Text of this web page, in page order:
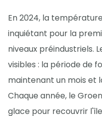
En 2024, la
inquiétant pour la
niveaux préindustriels.
visibles : la période de
maintenant un mois et
Chaque année, le
glace pour recouvrir